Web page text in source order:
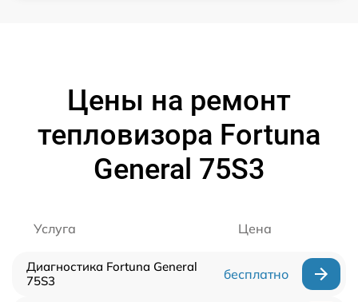
Цены на ремонт
тепловизора Fortuna
General 75S3
Услуга Цена
Диагностика Fortuna General
75S3
бесплатно